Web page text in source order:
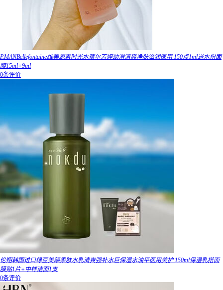
P.MANBellefontaine维美源素时光水蓓尔芳婷幼滑清爽净肤滋润医用 150点1ml送水份面
膜15ml+9ml
0条评价
伦翔韩国进口绿豆美颜柔肤水乳清爽强补水巨保湿水油平医用美护 150ml保湿乳搭面
膜贴1片+中样洁面1支
0条评价